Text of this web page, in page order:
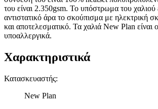
του είναι 2.350gsm. Το υπόστρωμα του χαλιού
αντιστατικό άρα το σκούπισμα με ηλεκτρική
και αποτελεσματικό. Τα χαλιά New Plan είναι
υποαλλεργικά.
Χαρακτηριστικά
Κατασκευαστής:
New Plan